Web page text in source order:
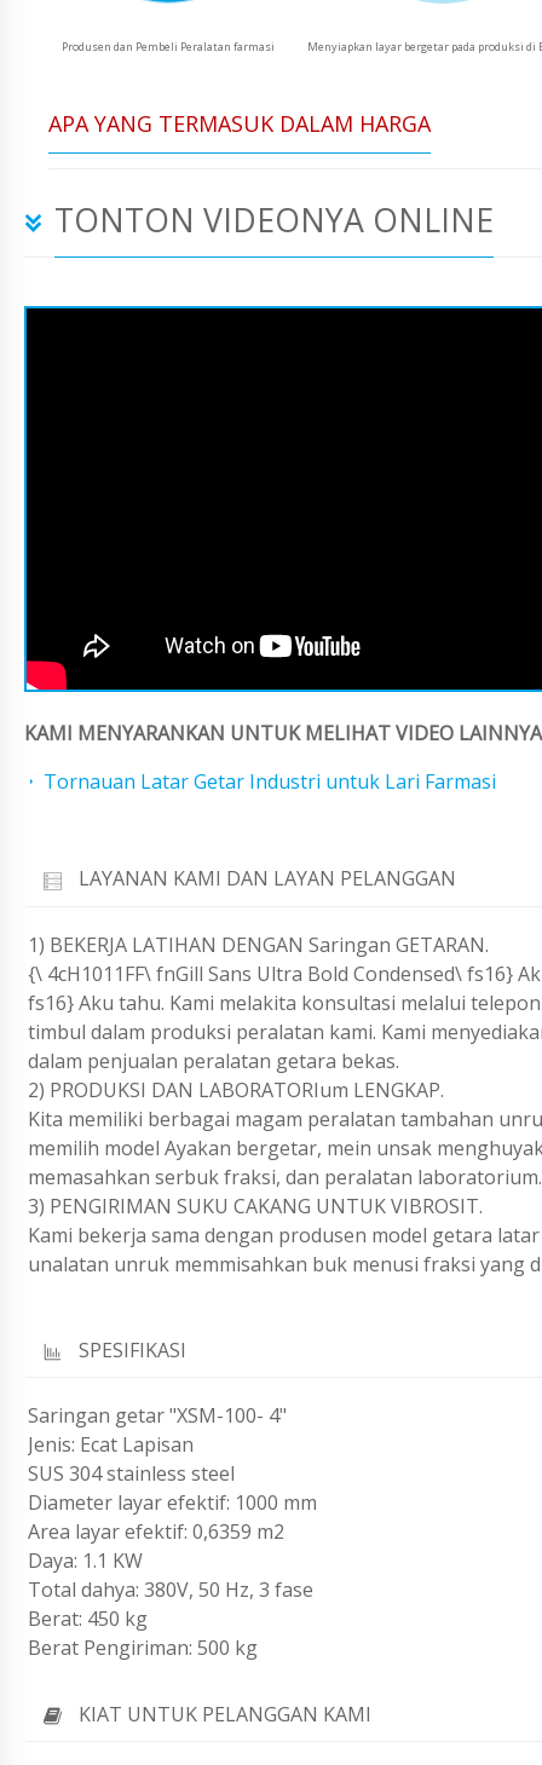
Produsen dan Pembeli Peralatan farmasi Menyiapkan layar bergetar pada produksi di
APA YANG TERMASUK DALAM HARGA
TONTON VIDEONYA ONLINE
KAMI MENYARANKAN UNTUK MELIHAT VIDEO
Tornauan Latar Getar Industri untuk Lari Farmasi
LAYANAN KAMI DAN LAYAN PELANGGAN
1) BEKERJA LATIHAN DENGAN Saringan GETARAN.
{\ 4cH1011FF\ fnGill Sans Ultra Bold Condensed\ fs16}
fs16} Aku tahu. Kami melakita konsultasi melalui
timbul dalam produksi peralatan kami. Kami
dalam penjualan peralatan getara bekas.
2) PRODUKSI DAN LABORATORIum LENGKAP.
Kita memiliki berbagai magam peralatan tambahan
memilih model Ayakan bergetar, mein unsak
memasahkan serbuk fraksi, dan peralatan laboratorium.
3) PENGIRIMAN SUKU CAKANG UNTUK VIBROSIT.
Kami bekerja sama dengan produsen model getara
unalatan unruk memmisahkan buk menusi fraksi yang
SPESIFIKASI
Saringan getar "XSM-100- 4"
Jenis: Ecat Lapisan
SUS 304 stainless steel
Diameter layar efektif: 1000 mm
Area layar efektif: 0,6359 m2
Daya: 1.1 KW
Total dahya: 380V, 50 Hz, 3 fase
Berat: 450 kg
Berat Pengiriman: 500 kg
KIAT UNTUK PELANGGAN KAMI